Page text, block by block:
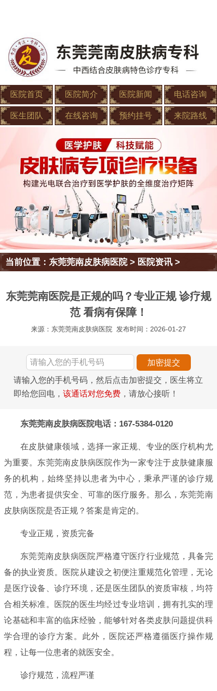
医院首页 医院简介 医院新闻 电话咨询
医生团队 在线咨询 预约挂号 来院路线
当前位置：东莞莞南皮肤病医院> 医院资讯 >
东莞莞南医院是正规的吗？专业正规 诊疗规
范 看病有保障！
来源：东莞莞南皮肤病医院 发布时间：2026-01-27
请输入您的手机号码，然后点击加密提交，医生将立
即给您回电， 该通话对您免费 ，请放心接听！
东莞莞南皮肤病医院电话：167-5384-0120
在皮肤健康领域，选择一家正规、专业的医疗机构尤
为重要。东莞莞南皮肤病医院作为一家专注于皮肤健康服
务的机构，始终坚持以患者为中心，秉承严谨的诊疗规
范，为患者提供安全、可靠的医疗服务。那么，东莞莞南
皮肤病医院是否正规？答案是肯定的。
专业正规，资质完备
东莞莞南皮肤病医院严格遵守医疗行业规范，具备完
备的执业资质。医院从建设之初便注重规范化管理，无论
是医疗设备、诊疗环境，还是医生团队的资质审核，均符
合相关标准。医院的医生均经过专业培训，拥有扎实的理
论基础和丰富的临床经验，能够针对各类皮肤问题提供科
学合理的诊疗方案。此外，医院还严格遵循医疗操作规
程，让每一位患者的就医安全。
诊疗规范，流程严谨